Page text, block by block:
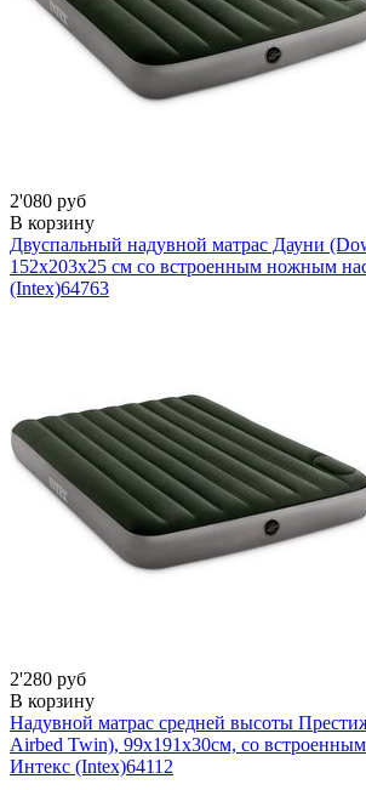
2'080 руб
В корзину
Двуспальный надувной матрас Дауни
152х203x25 см со встроенным ножным
(Intex)64763
2'280 руб
В корзину
Надувной матрас средней высоты
Airbed Twin), 99х191х30см, со
Интекс (Intex)64112